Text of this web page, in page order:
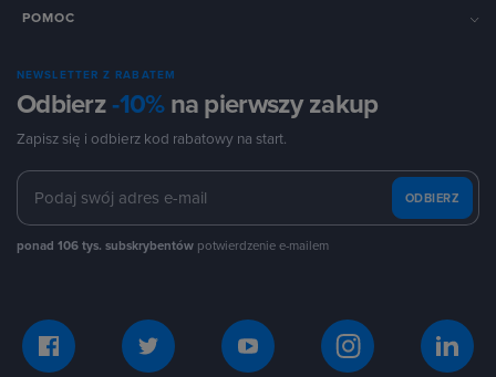
POMOC
NEWSLETTER Z RABATEM
Odbierz-10%na pierwszy zakup
Zapisz się i odbierz kod rabatowy na start.
ODBIERZ
ponad 106 tys. subskrybentów potwierdzenie e-mailem